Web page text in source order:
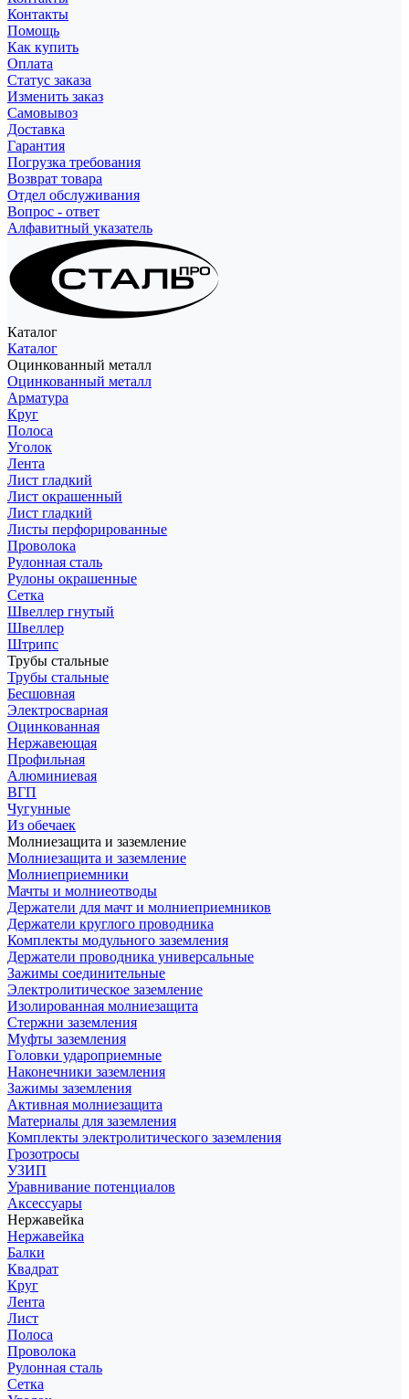
Контакты
Помощь
Как купить
Оплата
Статус заказа
Изменить заказ
Самовывоз
Доставка
Гарантия
Погрузка требования
Возврат товара
Отдел обслуживания
Вопрос - ответ
Алфавитный указатель
Каталог
Каталог
Оцинкованный металл
Оцинкованный металл
Арматура
Круг
Полоса
Уголок
Лента
Лист гладкий
Лист окрашенный
Лист гладкий
Листы перфорированные
Проволока
Рулонная сталь
Рулоны окрашенные
Сетка
Швеллер гнутый
Швеллер
Штрипс
Трубы стальные
Трубы стальные
Бесшовная
Электросварная
Оцинкованная
Нержавеющая
Профильная
Алюминиевая
ВГП
Чугунные
Из обечаек
Молниезащита и заземление
Молниезащита и заземление
Молниеприемники
Мачты и молниеотводы
Держатели для мачт и молниеприемников
Держатели круглого проводника
Комплекты модульного заземления
Держатели проводника универсальные
Зажимы соединительные
Электролитическое заземление
Изолированная молниезащита
Стержни заземления
Муфты заземления
Головки удароприемные
Наконечники заземления
Зажимы заземления
Активная молниезащита
Материалы для заземления
Комплекты электролитического заземления
Грозотросы
УЗИП
Уравнивание потенциалов
Аксессуары
Нержавейка
Нержавейка
Балки
Квадрат
Круг
Лента
Лист
Полоса
Проволока
Рулонная сталь
Сетка